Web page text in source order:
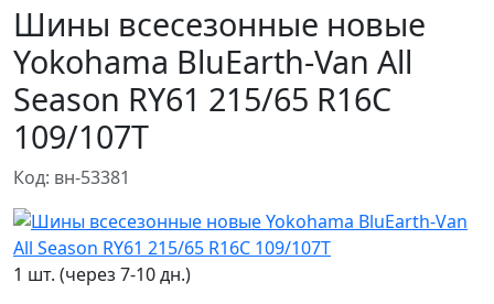
Шины всесезонные новые
Yokohama BluEarth-Van All
Season RY61 215/65 R16C
109/107T
Код: вн-53381
1 шт. (через 7-10 дн.)